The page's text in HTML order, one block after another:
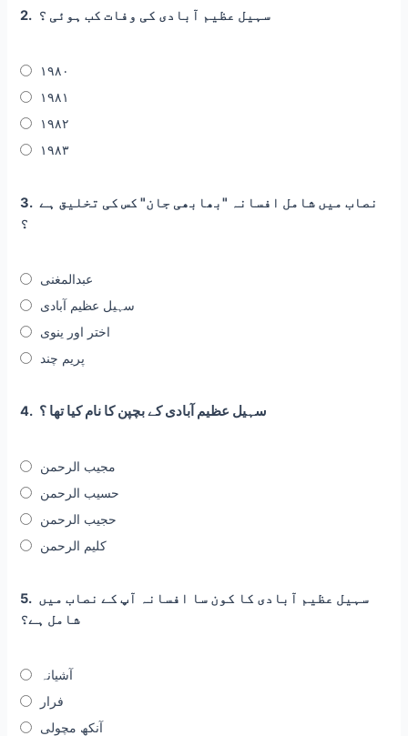
2. سہیل عظیم آبادی کی وفات کب ہوئی ؟
١٩٨٠
١٩٨١
١٩٨٢
١٩٨٣
3. نصاب میں شامل افسانہ "بھابھی جان" کس کی تخلیق ہے
؟
عبدالمغنی
سہیل عظیم آبادی
اختر اور ینوی
پریم چند
4. سہیل عظیم آبادی کے بچپن کا نام کیا تھا ؟
مجیب الرحمن
حسیب الرحمن
حجیب الرحمن
کلیم الرحمن
5. سہیل عظیم آبادی کا کون سا افسانہ آپ کے نصاب میں
شامل ہے؟
آشیانہ
فرار
آنکھ مچولی